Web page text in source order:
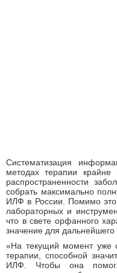
Систематизация
методах терапии
распространенности
собрать максимально
ИЛФ в России. Помимо
лабораторных и
что в свете орфанного
значение для
«На текущий момент уже
терапии, способной
ИЛФ. Чтобы она